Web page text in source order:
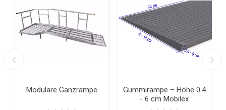
Gummirampe - Höhe 0.4
Türschiene